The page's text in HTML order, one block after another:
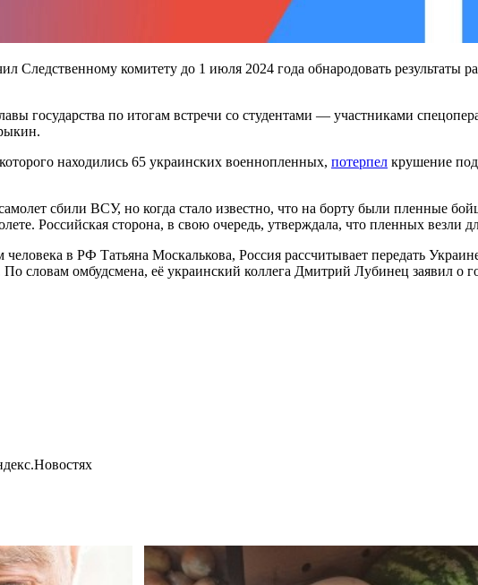
Следственному комитету до 1 июля 2024 года обнародовать результаты
государства по итогам встречи со студентами — участниками
находились 65 украинских военнопленных, потерпел крушение под
сбили ВСУ, но когда стало известно, что на борту были пленные
Российская сторона, в свою очередь, утверждала, что пленных везли
в РФ Татьяна Москалькова, Россия рассчитывает передать
словам омбудсмена, её украинский коллега Дмитрий Лубинец заявил о